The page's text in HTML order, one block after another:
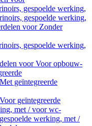
gespoelde werking,
gespoelde werking,
voor Zonder
gespoelde werking,
voor Voor opbouw-
geïntegreerde
geïntegreerde
met / voor wc-
werking, met /